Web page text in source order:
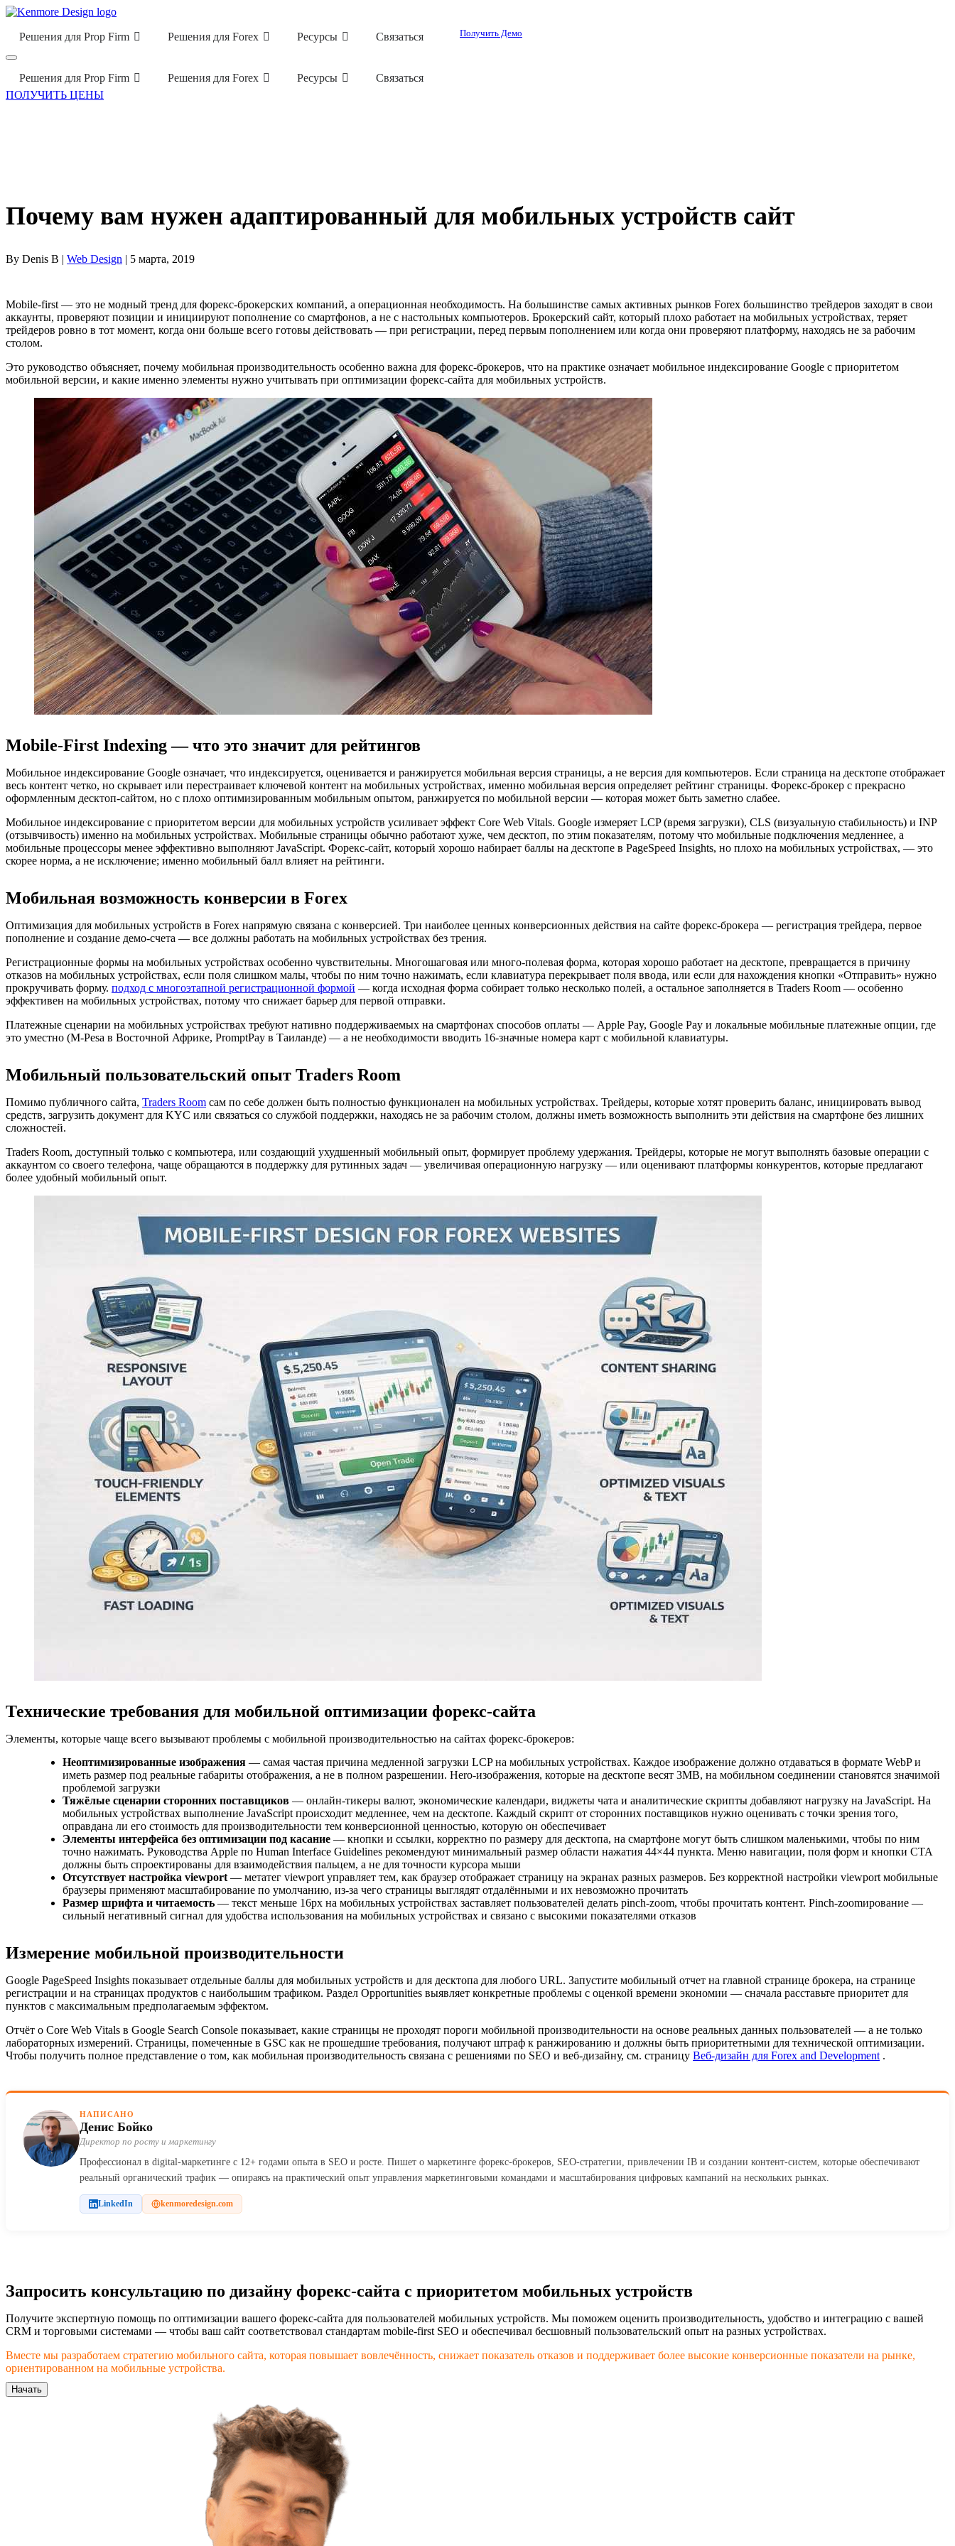
Решения для Prop Firm Решения для Forex Ресурсы Связаться Получить Демо
Решения для Prop Firm Решения для Forex Ресурсы
Связаться
ПОЛУЧИТЬ ЦЕНЫ
Почему вам нужен адаптированный для мобильных устройств сайт
By Denis B | Web Design | 5 марта, 2019
Mobile-first — это не модный тренд для форекс-брокерских компаний, а операционная необходимость. На большинстве самых активных рынков Forex большинство трейдеров заходят в свои
аккаунты, проверяют позиции и инициируют пополнение со смартфонов, а не с настольных компьютеров. Брокерский сайт, который плохо работает на мобильных устройствах, теряет
трейдеров ровно в тот момент, когда они больше всего готовы действовать — при регистрации, перед первым пополнением или когда они проверяют платформу, находясь не за рабочим
столом.
Это руководство объясняет, почему мобильная производительность особенно важна для форекс-брокеров, что на практике означает мобильное индексирование Google с приоритетом
мобильной версии, и какие именно элементы нужно учитывать при оптимизации форекс-сайта для мобильных устройств.
Mobile-First Indexing — что это значит для рейтингов
Мобильное индексирование Google означает, что индексируется, оценивается и ранжируется мобильная версия страницы, а не версия для компьютеров. Если страница на десктопе отображает
весь контент четко, но скрывает или перестраивает ключевой контент на мобильных устройствах, именно мобильная версия определяет рейтинг страницы. Форекс-брокер с прекрасно
оформленным десктоп-сайтом, но с плохо оптимизированным мобильным опытом, ранжируется по мобильной версии — которая может быть заметно слабее.
Мобильное индексирование с приоритетом версии для мобильных устройств усиливает эффект Core Web Vitals. Google измеряет LCP (время загрузки), CLS (визуальную стабильность) и INP
(отзывчивость) именно на мобильных устройствах. Мобильные страницы обычно работают хуже, чем десктоп, по этим показателям, потому что мобильные подключения медленнее, а
мобильные процессоры менее эффективно выполняют JavaScript. Форекс-сайт, который хорошо набирает баллы на десктопе в PageSpeed Insights, но плохо на мобильных устройствах, — это
скорее норма, а не исключение; именно мобильный балл влияет на рейтинги.
Мобильная возможность конверсии в Forex
Оптимизация для мобильных устройств в Forex напрямую связана с конверсией. Три наиболее ценных конверсионных действия на сайте форекс-брокера — регистрация трейдера, первое
пополнение и создание демо-счета — все должны работать на мобильных устройствах без трения.
Регистрационные формы на мобильных устройствах особенно чувствительны. Многошаговая или много-полевая форма, которая хорошо работает на десктопе, превращается в причину
отказов на мобильных устройствах, если поля слишком малы, чтобы по ним точно нажимать, если клавиатура перекрывает поля ввода, или если для нахождения кнопки «Отправить» нужно
прокручивать форму. подход с многоэтапной регистрационной формой — когда исходная форма собирает только несколько полей, а остальное заполняется в Traders Room — особенно
эффективен на мобильных устройствах, потому что снижает барьер для первой отправки.
Платежные сценарии на мобильных устройствах требуют нативно поддерживаемых на смартфонах способов оплаты — Apple Pay, Google Pay и локальные мобильные платежные опции, где
это уместно (M-Pesa в Восточной Африке, PromptPay в Таиланде) — а не необходимости вводить 16-значные номера карт с мобильной клавиатуры.
Мобильный пользовательский опыт Traders Room
Помимо публичного сайта, Traders Room сам по себе должен быть полностью функционален на мобильных устройствах. Трейдеры, которые хотят проверить баланс, инициировать вывод
средств, загрузить документ для KYC или связаться со службой поддержки, находясь не за рабочим столом, должны иметь возможность выполнить эти действия на смартфоне без лишних
сложностей.
Traders Room, доступный только с компьютера, или создающий ухудшенный мобильный опыт, формирует проблему удержания. Трейдеры, которые не могут выполнять базовые операции с
аккаунтом со своего телефона, чаще обращаются в поддержку для рутинных задач — увеличивая операционную нагрузку — или оценивают платформы конкурентов, которые предлагают
более удобный мобильный опыт.
Технические требования для мобильной оптимизации форекс-сайта
Элементы, которые чаще всего вызывают проблемы с мобильной производительностью на сайтах форекс-брокеров:
Неоптимизированные изображения — самая частая причина медленной загрузки LCP на мобильных устройствах. Каждое изображение должно отдаватьcя в формате WebP и
иметь размер под реальные габариты отображения, а не в полном разрешении. Hero-изображения, которые на десктопе весят 3MB, на мобильном соединении становятся значимой
проблемой загрузки
Тяжёлые сценарии сторонних поставщиков — онлайн-тикеры валют, экономические календари, виджеты чата и аналитические скрипты добавляют нагрузку на JavaScript. На
мобильных устройствах выполнение JavaScript происходит медленнее, чем на десктопе. Каждый скрипт от сторонних поставщиков нужно оценивать с точки зрения того,
оправдана ли его стоимость для производительности тем конверсионной ценностью, которую он обеспечивает
Элементы интерфейса без оптимизации под касание — кнопки и ссылки, корректно по размеру для десктопа, на смартфоне могут быть слишком маленькими, чтобы по ним
точно нажимать. Руководства Apple по Human Interface Guidelines рекомендуют минимальный размер области нажатия 44×44 пункта. Меню навигации, поля форм и кнопки CTA
должны быть спроектированы для взаимодействия пальцем, а не для точности курсора мыши
Отсутствует настройка viewport — метатег viewport управляет тем, как браузер отображает страницу на экранах разных размеров. Без корректной настройки viewport мобильные
браузеры применяют масштабирование по умолчанию, из-за чего страницы выглядят отдалёнными и их невозможно прочитать
Размер шрифта и читаемость — текст меньше 16px на мобильных устройствах заставляет пользователей делать pinch-zoom, чтобы прочитать контент. Pinch-zoomирование —
сильный негативный сигнал для удобства использования на мобильных устройствах и связано с высокими показателями отказов
Измерение мобильной производительности
Google PageSpeed Insights показывает отдельные баллы для мобильных устройств и для десктопа для любого URL. Запустите мобильный отчет на главной странице брокера, на странице
регистрации и на страницах продуктов с наибольшим трафиком. Раздел Opportunities выявляет конкретные проблемы с оценкой времени экономии — сначала расставьте приоритет для
пунктов с максимальным предполагаемым эффектом.
Отчёт о Core Web Vitals в Google Search Console показывает, какие страницы не проходят пороги мобильной производительности на основе реальных данных пользователей — а не только
лабораторных измерений. Страницы, помеченные в GSC как не прошедшие требования, получают штраф к ранжированию и должны быть приоритетными для технической оптимизации.
Чтобы получить полное представление о том, как мобильная производительность связана с решениями по SEO и веб-дизайну, см. страницу Веб-дизайн для Forex and Development .
НАПИСАНО
Денис Бойко
Директор по росту и маркетингу
Профессионал в digital-маркетинге с 12+ годами опыта в SEO и росте. Пишет о маркетинге форекс-брокеров, SEO-стратегии, привлечении IB и создании контент-систем, которые обеспечивают
реальный органический трафик — опираясь на практический опыт управления маркетинговыми командами и масштабирования цифровых кампаний на нескольких рынках.
LinkedIn kenmoredesign.com
Запросить консультацию по дизайну форекс-сайта с приоритетом мобильных устройств
Получите экспертную помощь по оптимизации вашего форекс-сайта для пользователей мобильных устройств. Мы поможем оценить производительность, удобство и интеграцию с вашей
CRM и торговыми системами — чтобы ваш сайт соответствовал стандартам mobile-first SEO и обеспечивал бесшовный пользовательский опыт на разных устройствах.
Вместе мы разработаем стратегию мобильного сайта, которая повышает вовлечённость, снижает показатель отказов и поддерживает более высокие конверсионные показатели на рынке,
ориентированном на мобильные устройства.
Начать